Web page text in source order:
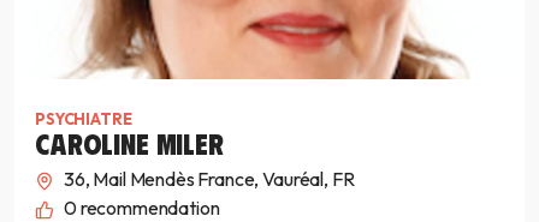
PSYCHIATRE
CAROLINE MILER
36, Mail Mendès France, Vauréal, FR
0recommendation